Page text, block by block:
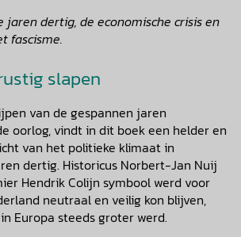
jaren dertig, de economische crisis en
fascisme.
slapen
van de gespannen jaren
oorlog, vindt in dit boek een helder en
van het politieke klimaat in
dertig. Historicus Norbert-Jan Nuij
Hendrik Colijn symbool werd voor
neutraal en veilig kon blijven,
Europa steeds groter werd.